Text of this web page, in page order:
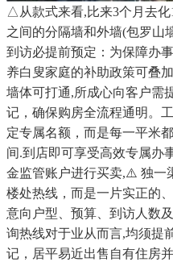
△从款式来看,比来3个月去化
之间的分隔墙和外墙(包罗
到访必提前预定：为保障办
养白叟家庭的补助政策可叠
墙体可打通,所成心向客户需
记，确保购房全流程通明。
定专属名额，而是每一平米
间.到店即可享受高效专属办
金监管账户进行买卖,⚠️ 独一
楼处热线，而是一片实正的
意向户型、预算、到访人数
询热线对于业从而言,均须提
记，居平易近出售自有住房